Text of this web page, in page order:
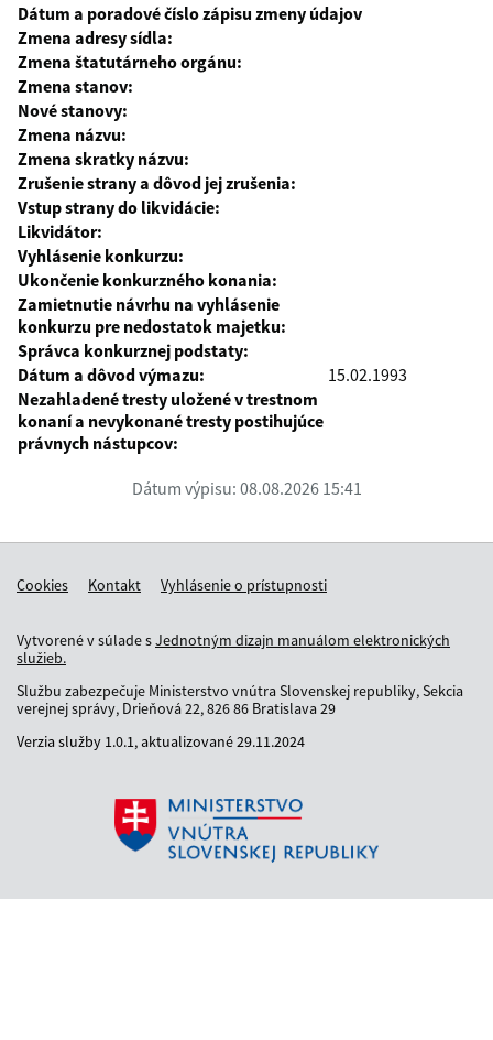
Dátum a poradové číslo zápisu zmeny údajov
Zmena adresy sídla:
Zmena štatutárneho orgánu:
Zmena stanov:
Nové stanovy:
Zmena názvu:
Zmena skratky názvu:
Zrušenie strany a dôvod jej zrušenia:
Vstup strany do likvidácie:
Likvidátor:
Vyhlásenie konkurzu:
Ukončenie konkurzného konania:
Zamietnutie návrhu na vyhlásenie
konkurzu pre nedostatok majetku:
Správca konkurznej podstaty:
Dátum a dôvod výmazu:
15.02.1993
Nezahladené tresty uložené v trestnom
konaní a nevykonané tresty postihujúce
právnych nástupcov:
Dátum výpisu: 08.08.2026 15:41
Cookies Kontakt Vyhlásenie o prístupnosti
Vytvorené v súlade sJednotným dizajn manuálom elektronických
služieb.
Službu zabezpečuje Ministerstvo vnútra Slovenskej republiky, Sekcia
verejnej správy, Drieňová 22, 826 86 Bratislava 29
Verzia služby 1.0.1,aktualizované29.11.2024